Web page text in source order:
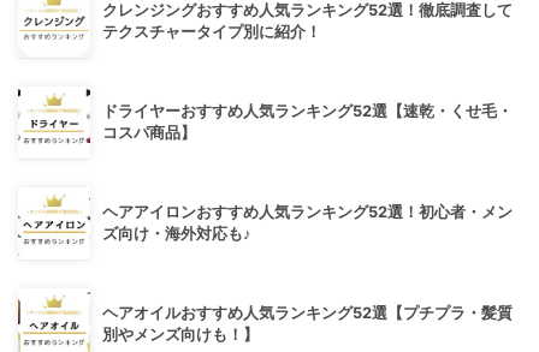
クレンジングおすすめ人気ランキング52選！徹底調査して
テクスチャータイプ別に紹介！
ドライヤーおすすめ人気ランキング52選【速乾・くせ毛・
コスパ商品】
ヘアアイロンおすすめ人気ランキング52選！初心者・メン
ズ向け・海外対応も♪
ヘアオイルおすすめ人気ランキング52選【プチプラ・髪質
別やメンズ向けも！】